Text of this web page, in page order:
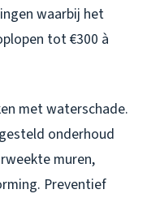
waarbij het
tot €300 à
met waterschade.
onderhoud
muren,
Preventief